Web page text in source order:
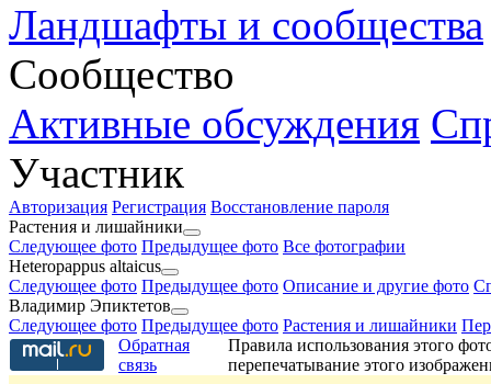
Ландшафты и сообщества
Сообщество
Активные обсуждения
Участник
Авторизация Регистрация Восстановление пароля
Растения и лишайники
Следующее фото Предыдущее фото Все фотографии
Heteropappus altaicus
Следующее фото Предыдущее фото Описание и другие фото
Владимир Эпиктетов
Следующее фото Предыдущее фото Растения и лишайники
Обратная
связь
Правила использования этого
перепечатывание этого